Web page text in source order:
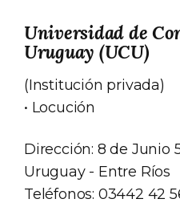
Universidad de
Uruguay (UCU)
(Institución privada)
• Locución
Dirección: 8 de Junio
Uruguay - Entre Ríos
Teléfonos: 03442 42